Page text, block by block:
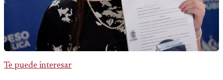
Te puede interesar